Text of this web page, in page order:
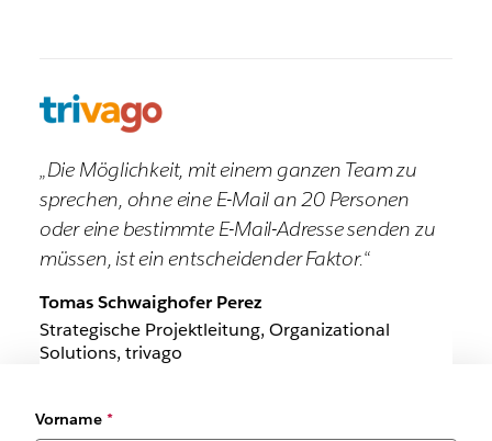
„Die Möglichkeit, mit einem ganzen Team zu
sprechen, ohne eine E-Mail an 20 Personen
oder eine bestimmte E-Mail-Adresse senden zu
müssen, ist ein entscheidender Faktor.“
Tomas Schwaighofer Perez
Strategische Projektleitung, Organizational
Solutions, trivago
Vorname *